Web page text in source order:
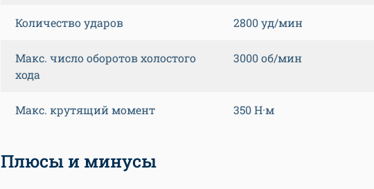
Количество ударов 2800 уд/мин
Макс. число оборотов холостого
хода
3000 об/мин
Макс. крутящий момент 350 Н·м
Плюсы и минусы